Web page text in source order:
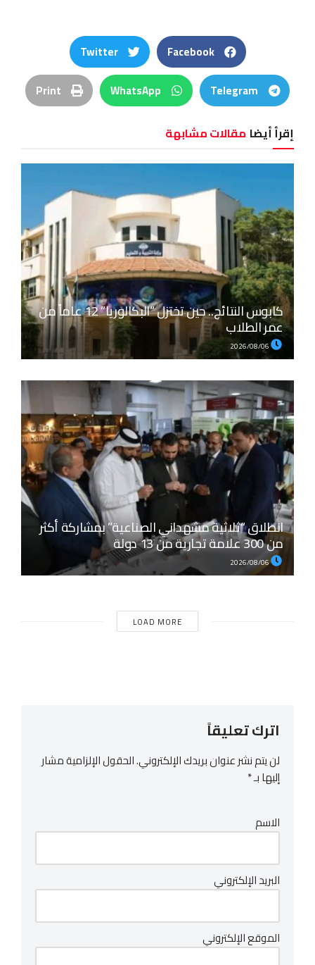
Facebook
Twitter
Telegram
WhatsApp
Print
إقرأ أيضا مقالات مشابهة
كابوس النتائج.. حين تختزل “البكالوريا” 12 عاماً من
عمر الطلاب
انطلاق “ثلاثية مشهداني الصناعية” بمشاركة أكثر
من 300 علامة تجارية من 13 دولة
2026/08/06
LOAD MORE
اترك تعليقاً
لن يتم نشر عنوان بريدك الإلكتروني.الحقول الإلزامية مشار
إليها بـ*
الاسم
البريد الإلكتروني
الموقع الإلكتروني